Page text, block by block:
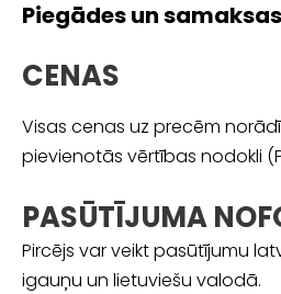
Piegādes un
CENAS
Visas cenas uz precēm
pievienotās vērtības nodokli
PASŪTĪJUMA
Pircējs var veikt pasūtījumu
igauņu un lietuviešu valodā.